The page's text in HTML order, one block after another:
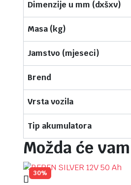
Dimenzije u mm (dxšxv)
Masa (kg)
Jamstvo (mjeseci)
Brend
Vrsta vozila
Tip akumulatora
Možda će
30%